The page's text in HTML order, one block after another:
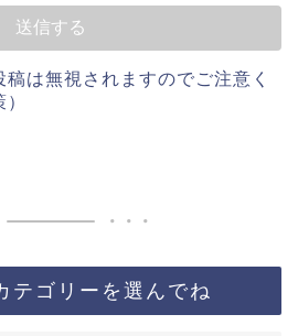
は無視されますのでご注意く
テゴリーを選んでね